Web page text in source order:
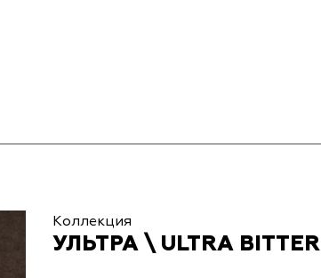
Коллекция
УЛЬТРА \ ULTRA BITTER